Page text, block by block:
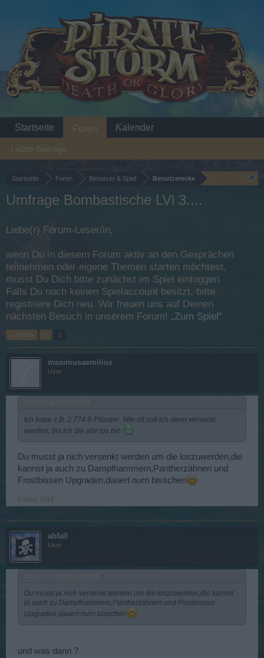
Startseite Foren Benutzer & Spiel Benutzerecke
Umfrage Bombastische LVl 3....
Liebe(r) Forum-Leser/in,
wenn Du in diesem Forum aktiv an den Gesprächen
teilnehmen oder eigene Themen starten möchtest,
musst Du Dich bitte zunächst im Spiel einloggen.
Falls Du noch keinen Spielaccount besitzt, bitte
registriere Dich neu. Wir freuen uns auf Deinen
nächsten Besuch in unserem Forum! „Zum Spiel“
< Zurück 1 2
maximusaemilius
User
↑
Ich habe z.B. 2.774 9-Pfünder. Wie oft soll ich denn versenkt
werden, bis ich die alle los bin
Du musst ja nich versenkt werden um die loszuwerden,die
kannst ja auch zu Dampfhammern,Pantherzähnen und
Frostbissen Upgraden,dauert nurn bisschen
9 März 2014
abfall
User
↑
Du musst ja nich versenkt werden um die loszuwerden,die kannst
ja auch zu Dampfhammern,Pantherzähnen und Frostbissen
Upgraden,dauert nurn bisschen
und was dann ?
Startseite Foren
Letzte Beiträge
Kalender